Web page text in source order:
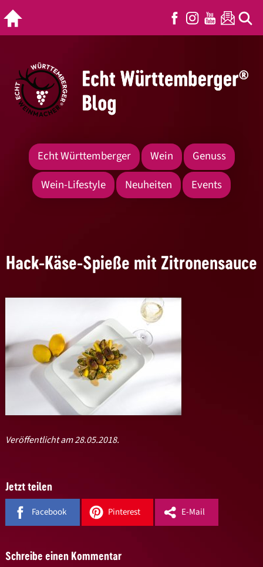
Echt Württemberger Wein
Genuss
Wein-Lifestyle
Neuheiten Events
Hack-Käse-Spieße mit Zitronensauce
Veröffentlicht am 28.05.2018.
Jetzt teilen
Facebook Pinterest E-Mail
Schreibe einen Kommentar